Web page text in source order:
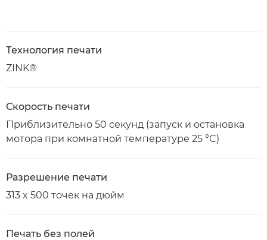
Технология печати
ZINK®
Скорость печати
Приблизительно 50 секунд (запуск и остановка
мотора при комнатной температуре 25 °C)
Разрешение печати
313 x 500 точек на дюйм
Печать без полей